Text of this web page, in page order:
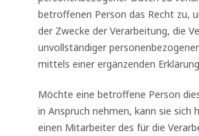
betroffenen Person das Recht zu,
der Zwecke der Verarbeitung, die
unvollständiger
mittels einer ergänzenden
Möchte eine betroffene Person
in Anspruch nehmen, kann sie sich
einen Mitarbeiter des für die